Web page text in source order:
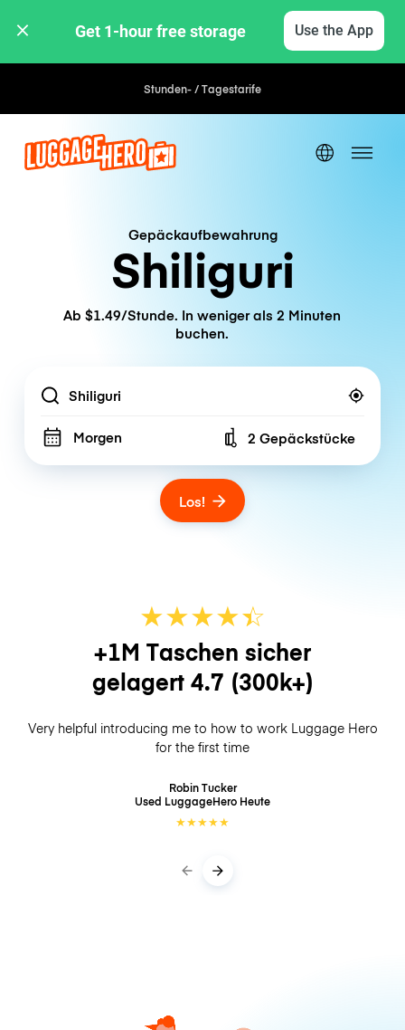
Get 1-hour free storage Use the App
Stunden- / Tagestarife
Gepäckaufbewahrung
Shiliguri
Ab $1.49/Stunde. In weniger als 2 Minuten
buchen.
Location
Morgen Number of bags
2 Gepäckstücke
Los!
★★★★☆
★
+1M Taschen sicher
gelagert 4.7 (300k+)
Very helpful introducing me to how to work Luggage Hero
for the first time
Robin Tucker
Used LuggageHero Heute
★★★★★